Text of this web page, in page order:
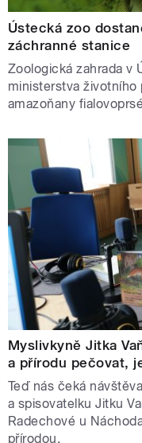
Ústecká zoo
záchranné stanice
Zoologická zahrada v
ministerstva životního
amazoňany
Myslivkyně Jitka
a přírodu pečovat,
Teď nás čeká
a spisovatelku Jitku
Radechové u
přírodou.